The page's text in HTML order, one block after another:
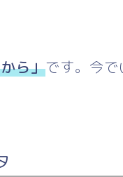
ら」です。今で